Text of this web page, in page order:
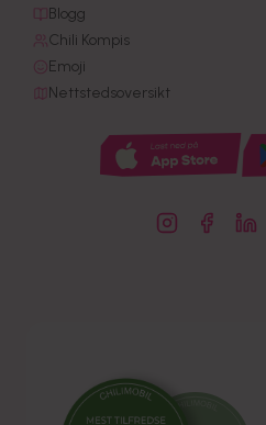
Blogg
Chili Kompis
Emoji
Nettstedsoversikt